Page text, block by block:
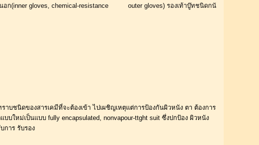
าบชนิดของสารเคมีที่จะต้องเข้า ไปเผชิญเหตุแต่การป้องกันผิวหนัง ตา ต้องการ
บใหม่เป็นแบบ fully encapsulated, nonvapour-ttght suit ซึ่งปกป้อง ผิวหนัง
การ รับรอง